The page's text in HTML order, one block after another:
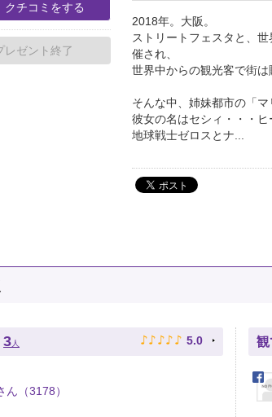
クチコミをする
レゼント終了
2018年。大阪。
ストリートフェスタと、
催され、
世界中からの観光客で街は
そんな中、姉妹都市の「マ
彼女の名はセシィ・・・ヒ
地球戦士ゼロスとナ...
3 人 ♪ ♪ ♪ ♪ ♪ 5.0
ん（3178）
観